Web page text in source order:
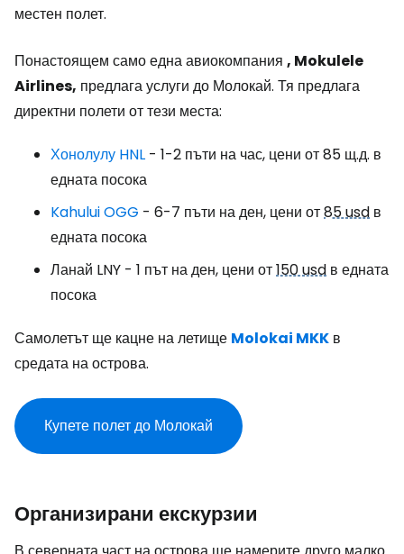
местен полет.
Понастоящем само една авиокомпания , Mokulele
Airlines, предлага услуги до Молокай. Тя предлага
директни полети от тези места:
Хонолулу HNL - 1-2 пъти на час, цени от 85 щ.д. в
едната посока
Kahului OGG - 6-7 пъти на ден, цени от85 usd в
едната посока
Ланай LNY - 1 път на ден, цени от150 usd в едната
посока
Самолетът ще кацне на летище Molokai MKK в
средата на острова.
Купете полет до Молокай
Организирани екскурзии